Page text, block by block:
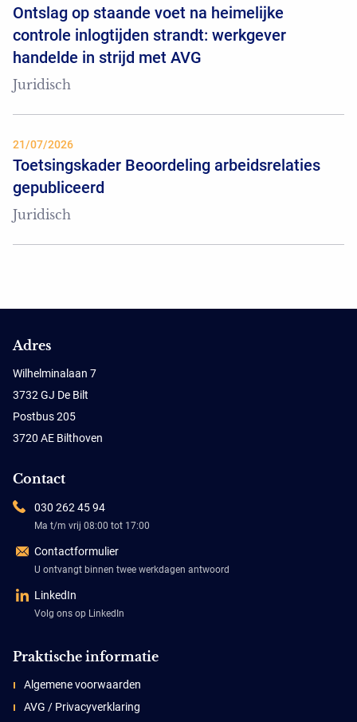
Ontslag op staande voet na heimelijke
controle inlogtijden strandt: werkgever
handelde in strijd met AVG
Juridisch
21/07/2026
Toetsingskader Beoordeling arbeidsrelaties
gepubliceerd
Juridisch
Adres
Wilhelminalaan 7
3732 GJ De Bilt
Postbus 205
3720 AE Bilthoven
Contact
030 262 45 94
Ma t/m vrij 08:00 tot 17:00
Contactformulier
U ontvangt binnen twee werkdagen antwoord
LinkedIn
Volg ons op LinkedIn
Praktische informatie
Algemene voorwaarden
AVG / Privacyverklaring